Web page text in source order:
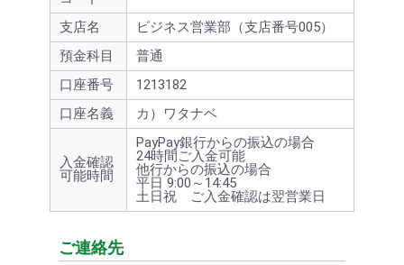
支店名
ビジネス営業部（支店番号005）
預金科目
普通
口座番号
1213182
口座名義
カ）ワタナベ
入金確認
可能時間
PayPay銀行からの振込の場合
24時間ご入金可能
他行からの振込の場合
平日 9:00～14:45
土日祝 ご入金確認は翌営業日
ご連絡先